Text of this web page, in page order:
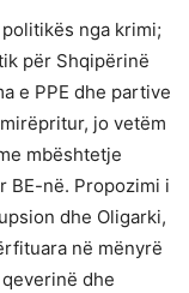
nga krimi;
për Shqipërinë
e PPE dhe partive
jo vetëm
mbështetje
BE-në. Propozimi i
dhe Oligarki,
në mënyrë
dhe